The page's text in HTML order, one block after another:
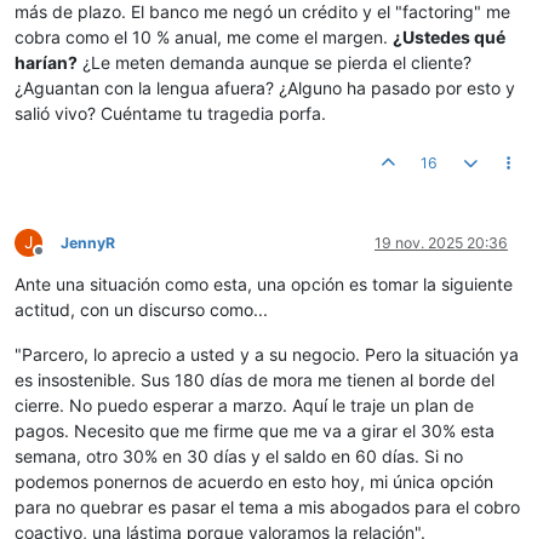
más de plazo. El banco me negó un crédito y el "factoring" me
cobra como el 10 % anual, me come el margen. ¿Ustedes qué
harían? ¿Le meten demanda aunque se pierda el cliente?
¿Aguantan con la lengua afuera? ¿Alguno ha pasado por esto y
salió vivo? Cuéntame tu tragedia porfa.
16
J
Desconectado
JennyR 19 nov. 2025 20:36
Ante una situación como esta, una opción es tomar la siguiente
actitud, con un discurso como...
"Parcero, lo aprecio a usted y a su negocio. Pero la situación ya
es insostenible. Sus 180 días de mora me tienen al borde del
cierre. No puedo esperar a marzo. Aquí le traje un plan de
pagos. Necesito que me firme que me va a girar el 30% esta
semana, otro 30% en 30 días y el saldo en 60 días. Si no
podemos ponernos de acuerdo en esto hoy, mi única opción
para no quebrar es pasar el tema a mis abogados para el cobro
coactivo, una lástima porque valoramos la relación".